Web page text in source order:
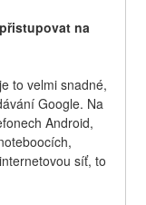
na
to velmi snadné,
Google. Na
Android,
síť, to